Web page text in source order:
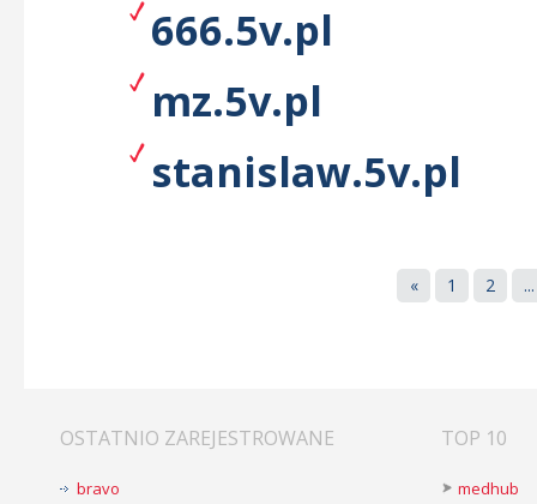
666.5v.pl
mz.5v.pl
stanislaw.5v.pl
« 1 2 ...
OSTATNIO ZAREJESTROWANE
bravo
TOP 10
medhub